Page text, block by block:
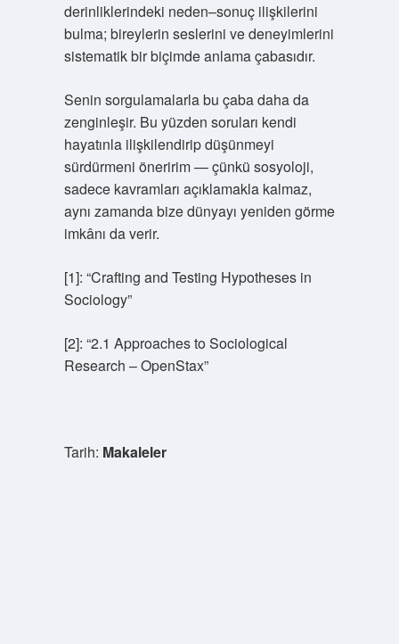
derinliklerindeki neden–sonuç ilişkilerini
bulma; bireylerin seslerini ve deneyimlerini
sistematik bir biçimde anlama çabasıdır.
Senin sorgulamalarla bu çaba daha da
zenginleşir. Bu yüzden soruları kendi
hayatınla ilişkilendirip düşünmeyi
sürdürmeni öneririm — çünkü sosyoloji,
sadece kavramları açıklamakla kalmaz,
aynı zamanda bize dünyayı yeniden görme
imkânı da verir.
[1]: “Crafting and Testing Hypotheses in
Sociology”
[2]: “2.1 Approaches to Sociological
Research – OpenStax”
Tarih: Makaleler